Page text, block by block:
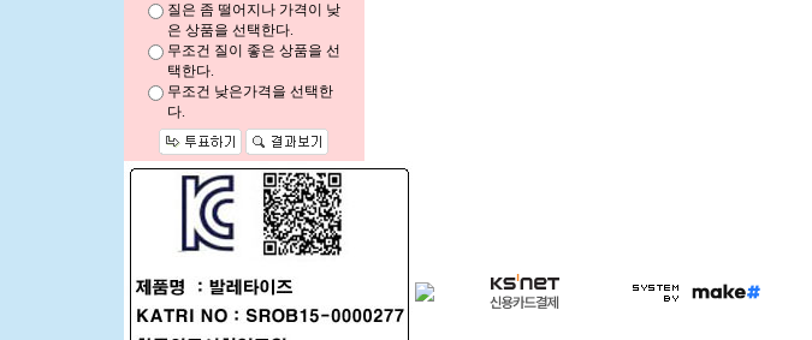
질은 좀 떨어지나 가격이 낮
은 상품을 선택한다.
무조건 질이 좋은 상품을 선
택한다.
무조건 낮은가격을 선택한
다.